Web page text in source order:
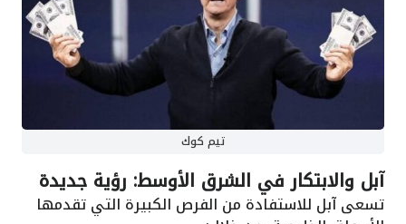
تيم كوك
آبل والابتكار في الشرق الأوسط: رؤية جديدة
تسعى آبل للاستفادة من الفرص الكبيرة التي تقدمها